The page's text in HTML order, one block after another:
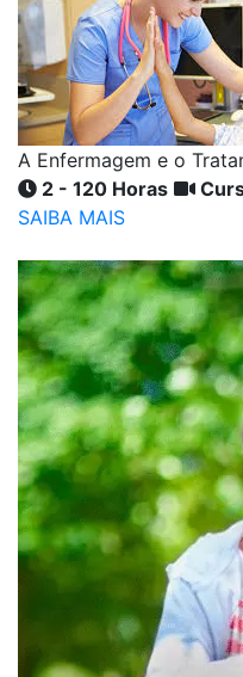
A Enfermagem e o
2 - 120 Horas
SAIBA MAIS